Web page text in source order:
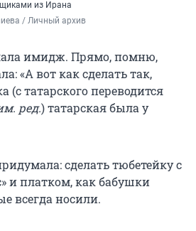
из Ирана
/ Личный архив
имидж. Прямо, помню,
«А вот как сделать так,
(с татарского переводится
ред.) татарская была у
сделать тюбетейку с
и платком, как бабушки
всегда носили.